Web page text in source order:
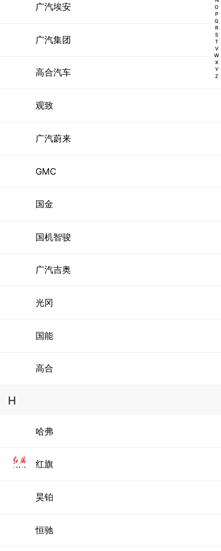
O
P
Q
R
S
T
V
W
X
Y
Z
广汽埃安
广汽集团
高合汽车
观致
广汽蔚来
GMC
国金
国机智骏
广汽吉奥
光冈
国能
高合
H
哈弗
红旗
昊铂
恒驰